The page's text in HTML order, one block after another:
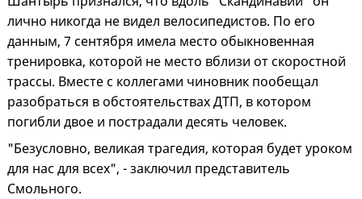
лично никогда не видел велосипедистов. По его
данным, 7 сентября имела место обыкновенная
тренировка, которой не место вблизи от скоростной
трассы. Вместе с коллегами чиновник пообещал
разобраться в обстоятельствах ДТП, в котором
погибли двое и пострадали десять человек.
"Безусловно, великая трагедия, которая будет уроком
для нас для всех", - заключил представитель
Смольного.